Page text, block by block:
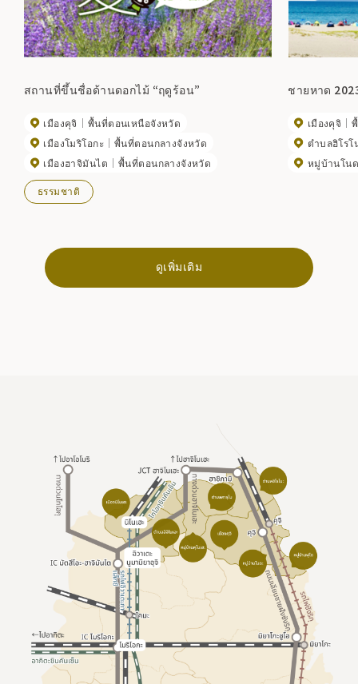
สถานที่ขึ้นชื่อด้านดอกไม้ “ฤดูร้อน”
เมืองคุจิ
พื้นที่ตอนเหนือจังหวัด
เมืองโมริโอกะ
พื้นที่ตอนกลางจังหวัด
เมืองฮาจิมันไต
พื้นที่ตอนกลางจังหวัด
ธรรมชาติ
ชายหาด
เมืองคุจิ
ตำบลฮิโรโ
หมู่บ้านโน
ดูเพิ่มเติม